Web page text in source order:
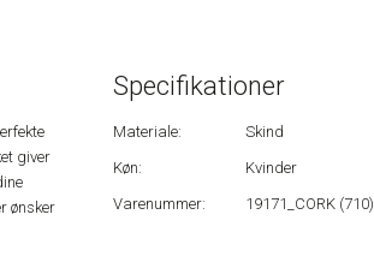
giver
ønsker
Specifikationer
Materiale:
Skind
Køn:
Kvinder
Varenummer:
19171_CORK